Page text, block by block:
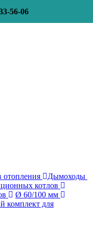
56-06
отопления
Дымоходы
котлов
Ø 60/100 мм
комплект для